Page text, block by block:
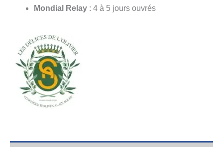
Mondial Relay : 4 à 5 jours ouvrés